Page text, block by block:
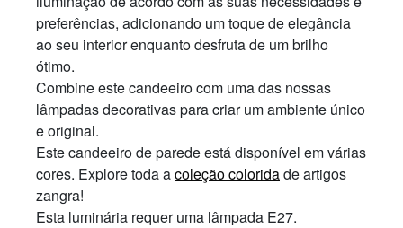
preferências, adicionando um toque de elegância
ao seu interior enquanto desfruta de um brilho
ótimo.
Combine este candeeiro com uma das nossas
lâmpadas decorativas para criar um ambiente único
e original.
Este candeeiro de parede está disponível em várias
cores. Explore toda acoleção coloridade artigos
zangra!
Esta luminária requer uma lâmpada E27.